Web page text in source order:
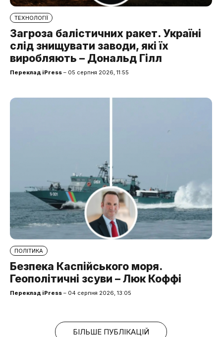
ТЕХНОЛОГІЇ
Загроза балістичних ракет. Україні
слід знищувати заводи, які їх
виробляють – Дональд Гілл
Переклад iPress – 05 серпня 2026, 11:55
ПОЛІТИКА
Безпека Каспійського моря.
Геополітичні зсуви – Люк Коффі
Переклад iPress – 04 серпня 2026, 13:05
БІЛЬШЕ ПУБЛІКАЦІЙ